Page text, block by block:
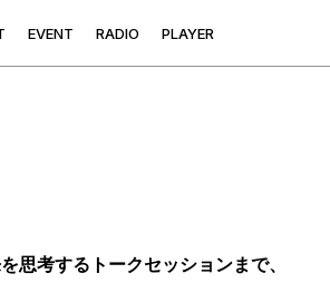
EVENT RADIO PLAYER
思考するトークセッションまで、